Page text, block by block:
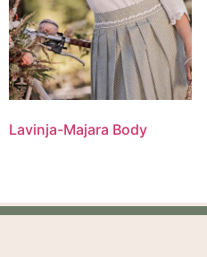
Lavinja-Majara Body